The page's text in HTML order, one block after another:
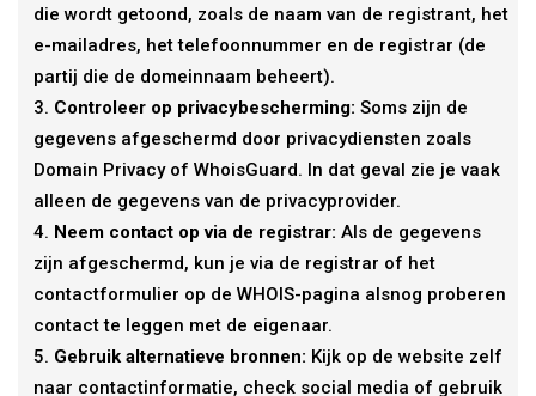
die wordt getoond, zoals de naam van de registrant, het
e-mailadres, het telefoonnummer en de registrar (de
partij die de domeinnaam beheert).
Controleer op privacybescherming: Soms zijn de
gegevens afgeschermd door privacydiensten zoals
Domain Privacy of WhoisGuard. In dat geval zie je vaak
alleen de gegevens van de privacyprovider.
Neem contact op via de registrar: Als de gegevens
zijn afgeschermd, kun je via de registrar of het
contactformulier op de WHOIS-pagina alsnog proberen
contact te leggen met de eigenaar.
Gebruik alternatieve bronnen: Kijk op de website zelf
naar contactinformatie, check social media of gebruik